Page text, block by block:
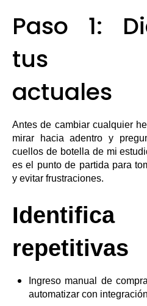
Paso 1:
tus
actuales
Antes de cambiar cualquier
mirar hacia adentro y
cuellos de botella de mi
es el punto de partida para
y evitar frustraciones.
repetitivas
Ingreso manual de
automatizar con